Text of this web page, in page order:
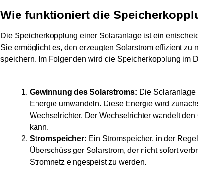
Wie funktioniert die
Die Speicherkopplung einer Solaranlage ist ein
Sie ermöglicht es, den erzeugten Solarstrom effizient
speichern. Im Folgenden wird die Speicherkopplung im
Gewinnung des Solarstroms: Die
Energie umwandeln. Diese Energie wird
Wechselrichter. Der Wechselrichter wandelt
kann.
Stromspeicher: Ein Stromspeicher, in der
Überschüssiger Solarstrom, der nicht sofort
Stromnetz eingespeist zu werden.